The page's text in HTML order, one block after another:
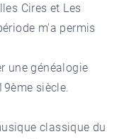
Cires et Les
m'a permis
une généalogie
siècle.
classique du